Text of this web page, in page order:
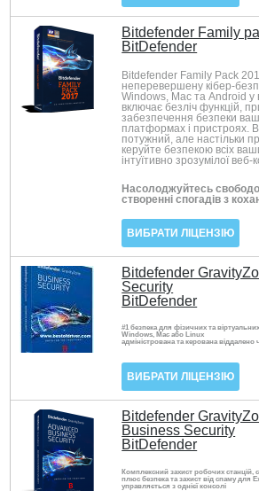
Bitdefender Family
BitDefender
Bitdefender Family Pack
неперевершену кібер-
Windows, Mac та Android у
включає безліч функцій,
забезпечення безпеки
платформах і пристроях.
потужний, але настільки
керуйте безпекою всіх
інтуїтивно зрозумілої веб-
Насолоджуйтесь
створенні спогадів з
ВИБРАТИ ЛІЦЕНЗІЮ
Bitdefender
Security
BitDefender
#1 безпека для фізичних та
Windows, Mac або Linux
адміністрована та керована віддалено
ВИБРАТИ ЛІЦЕНЗІЮ
Bitdefender
Business Security
BitDefender
Комплексний захист робочих станцій,
плюс безпека та захист від спаму для
управляється з однієї консолі